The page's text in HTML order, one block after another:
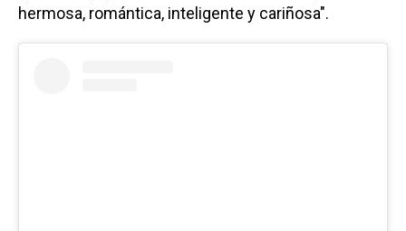
hermosa, romántica, inteligente y cariñosa".